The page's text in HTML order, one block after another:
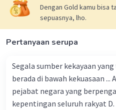
Dengan Gold kamu bisa
sepuasnya, lho.
Pertanyaan serupa
Segala sumber kekayaan
berada di bawah kekuasaan ... A. negara bekas penjajah B.
pejabat negara yang
kepentingan seluruh rakyat D.